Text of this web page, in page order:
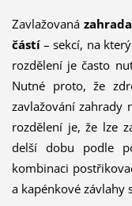
Zavlažovaná zahrada
částí– sekcí, na
rozdělení je často
Nutné proto, že
zavlažování zahrady
rozdělení je, že lze
delší dobu podle
kombinaci
a kapénkové závlahy